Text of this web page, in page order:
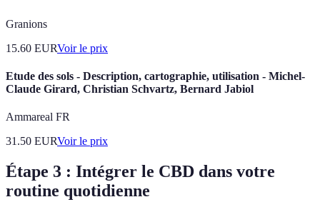
Granions
15.60 EURVoir le prix
Etude des sols - Description, cartographie, utilisation - Michel-
Claude Girard, Christian Schvartz, Bernard Jabiol
Ammareal FR
31.50 EURVoir le prix
Étape 3 : Intégrer le CBD dans votre
routine quotidienne